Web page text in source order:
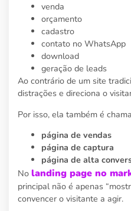
venda
orçamento
cadastro
contato no WhatsApp
download
geração de leads
Ao contrário de um site
distrações e direciona o
Por isso, ela também é
página de vendas
página de captura
página de alta
No landing page no
principal não é apenas
convencer o visitante a agir.